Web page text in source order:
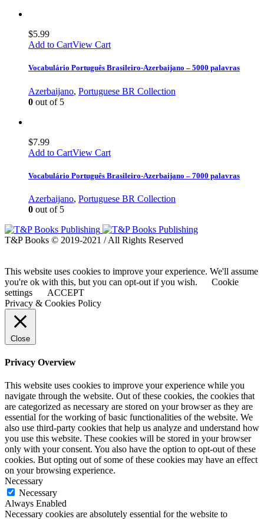
$5.99
Add to CartView Cart
Vocabulário Português Brasileiro-Azerbaijano – 5000 palavras
Azerbaijano, Portuguese BR Collection
0 out of 5
$7.99
Add to CartView Cart
Vocabulário Português Brasileiro-Azerbaijano – 7000 palavras
Azerbaijano, Portuguese BR Collection
0 out of 5
T&P Books © 2019-2021 / All Rights Reserved
This website uses cookies to improve your experience. We'll assume
you're ok with this, but you can opt-out if you wish.
Cookie
settings
ACCEPT
Privacy & Cookies Policy
Close
Privacy Overview
This website uses cookies to improve your experience while you
navigate through the website. Out of these cookies, the cookies that
are categorized as necessary are stored on your browser as they are
essential for the working of basic functionalities of the website. We
also use third-party cookies that help us analyze and understand how
you use this website. These cookies will be stored in your browser
only with your consent. You also have the option to opt-out of these
cookies. But opting out of some of these cookies may have an effect
on your browsing experience.
Necessary
Necessary
Always Enabled
Necessary cookies are absolutely essential for the website to